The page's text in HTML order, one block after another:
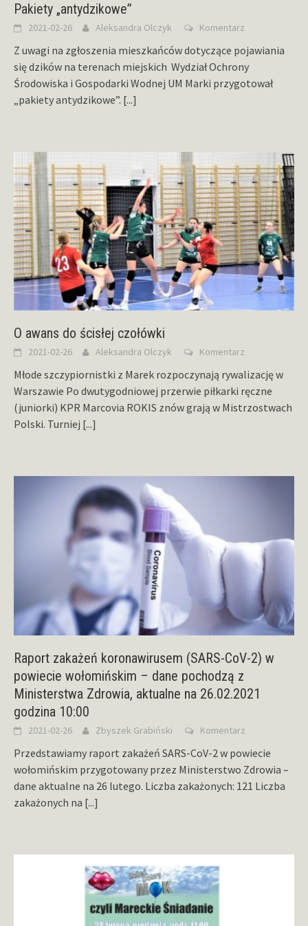
Pakiety „antydzikowe”
2021-02-26 Aleksandra Olczyk Komentarz
Z uwagi na zgłoszenia mieszkańców dotyczące pojawiania
się dzików na terenach miejskich Wydział Ochrony
Środowiska i Gospodarki Wodnej UM Marki przygotował
„pakiety antydzikowe”. [...]
O awans do ścisłej czołówki
2021-02-26 Aleksandra Olczyk Komentarz
Młode szczypiornistki z Marek rozpoczynają rywalizację w
Warszawie Po dwutygodniowej przerwie piłkarki ręczne
(juniorki) KPR Marcovia ROKIS znów grają w Mistrzostwach
Polski. Turniej [...]
Raport zakażeń koronawirusem (SARS-CoV-2) w
powiecie wołomińskim – dane pochodzą z
Ministerstwa Zdrowia, aktualne na 26.02.2021
godzina 10:00
2021-02-26 Zbyszek Grabiński Komentarz
Przedstawiamy raport zakażeń SARS-CoV-2 w powiecie
wołomińskim przygotowany przez Ministerstwo Zdrowia –
dane aktualne na 26 lutego. Liczba zakażonych: 121 Liczba
zakażonych na [...]